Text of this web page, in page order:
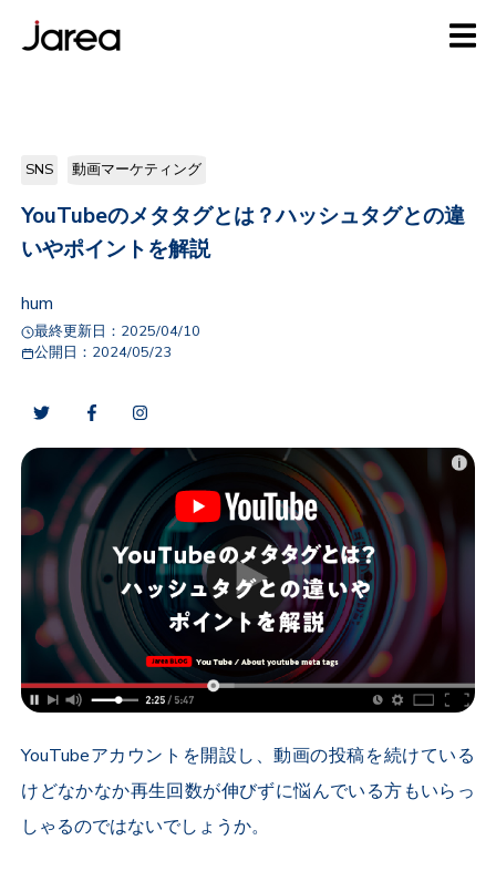
SNS 動画マーケティング
YouTubeのメタタグとは？ハッシュタグとの違
いやポイントを解説
hum
最終更新日： 2025/04/10
公開日： 2024/05/23
YouTubeアカウントを開設し、動画の投稿を続けている
けどなかなか再生回数が伸びずに悩んでいる方もいらっ
しゃるのではないでしょうか。